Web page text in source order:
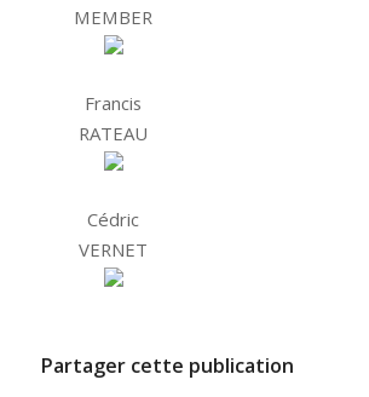
MEMBER
Francis
RATEAU
Cédric
VERNET
Partager cette publication